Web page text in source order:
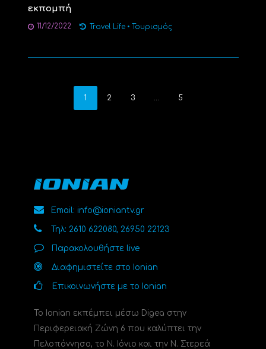
εκπομπή
11/12/2022 Travel Life • Τουρισμός
1 2 3 5
Email: info@ioniantv.gr
Τηλ: 2610 622080, 26950 22123
Παρακολουθήστε live
Διαφημιστείτε στο Ionian
Επικοινωνήστε με το Ionian
Το Ionian εκπέμπει μέσω Digea στην
Περιφερειακή Ζώνη 6 που καλύπτει την
Πελοπόννησο, το N. Ιόνιο και την Ν. Στερεά